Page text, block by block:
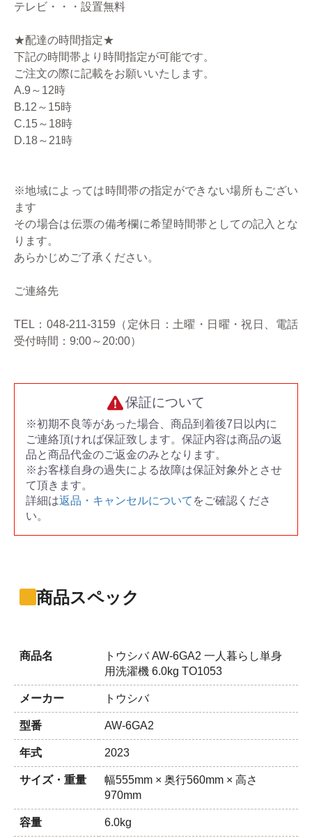
テレビ・・・設置無料
★配達の時間指定★
下記の時間帯より時間指定が可能です。
ご注文の際に記載をお願いいたします。
A.9～12時
B.12～15時
C.15～18時
D.18～21時
※地域によっては時間帯の指定ができない場所もござい
ます
その場合は伝票の備考欄に希望時間帯としての記入とな
ります。
あらかじめご了承ください。
ご連絡先
TEL：048-211-3159（定休日：土曜・日曜・祝日、電話
受付時間：9:00～20:00）
保証について
※初期不良等があった場合、商品到着後7日以内に
ご連絡頂ければ保証致します。保証内容は商品の返
品と商品代金のご返金のみとなります。
※お客様自身の過失による故障は保証対象外とさせ
て頂きます。
詳細は返品・キャンセルについて をご確認くださ
い。
商品スペック
商品名
トウシバ AW-6GA2 一人暮らし単身
用洗濯機 6.0kg TO1053
メーカー トウシバ
型番 AW-6GA2
年式 2023
サイズ・重量
幅555mm × 奥行560mm × 高さ
970mm
容量 6.0kg